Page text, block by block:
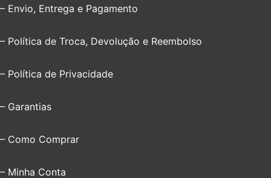
– Envio, Entrega e Pagamento
– Política de Troca, Devolução e Reembolso
– Política de Privacidade
– Garantias
– Como Comprar
– Minha Conta